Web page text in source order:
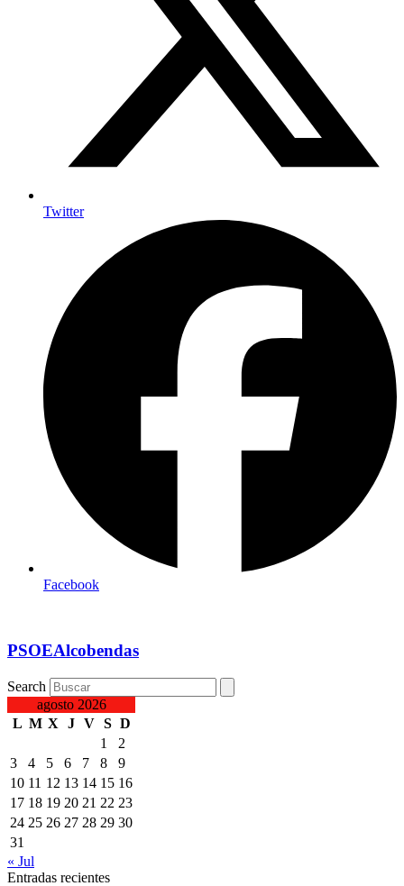
Twitter
Facebook
PSOEAlcobendas
Search
agosto 2026
L M X J V S D
1
2
3
4 5 6 7 8
9
10 11 12 13 14 15 16
17 18 19 20 21 22 23
24 25 26 27 28 29 30
31
« Jul
Entradas recientes